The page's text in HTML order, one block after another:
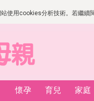
使用cookies分析技術。若繼
懷孕 育兒 家庭